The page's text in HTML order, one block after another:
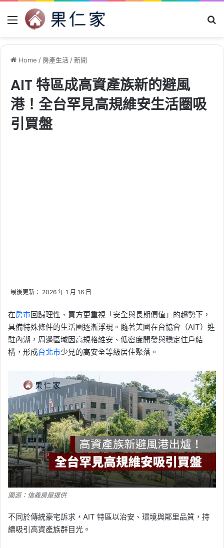
Menu
Home / 房產生活/新聞
AIT 特區成高資產族新的避風
港！全台罕見高規維安生活圈吸
引買盤
最後更新： 2026 年 1 月 16 日
在房市回歸理性、買方更重視「安全與長期價值」的趨勢下，
具備特殊條件的生活圈逐漸浮現。隨著美國在台協會（AIT）進
駐內湖，周邊區域因高規格維安、低密度開發與穩定住戶結
構，形成台北市少見的高安全等級居住聚落。
圖源：信義房屋提供
不同於傳統豪宅訴求，AIT 特區以治安、環境與鄰里品質，持
續吸引高資產族群目光。